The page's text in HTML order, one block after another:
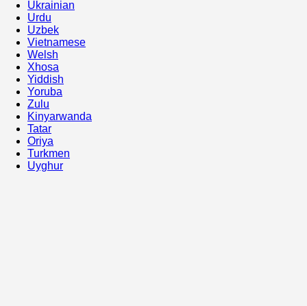
Ukrainian
Urdu
Uzbek
Vietnamese
Welsh
Xhosa
Yiddish
Yoruba
Zulu
Kinyarwanda
Tatar
Oriya
Turkmen
Uyghur